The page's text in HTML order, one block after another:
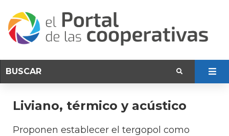
Liviano, térmico y acústico
Proponen establecer el tergopol como